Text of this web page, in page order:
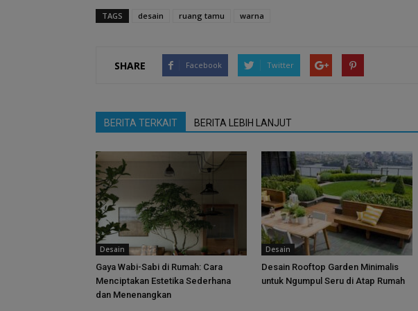
TAGS desain ruang tamu warna
SHARE Facebook Twitter
BERITA TERKAIT BERITA LEBIH LANJUT
Desain
Gaya Wabi-Sabi di Rumah: Cara
Menciptakan Estetika Sederhana
dan Menenangkan
Desain
Desain Rooftop Garden Minimalis
untuk Ngumpul Seru di Atap Rumah